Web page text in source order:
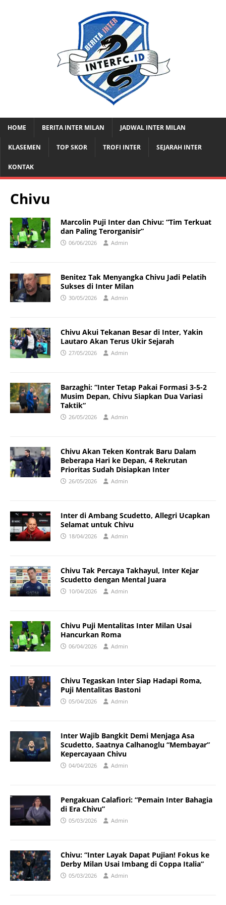
HOME BERITA INTER MILAN JADWAL INTER MILAN
KLASEMEN TOP SKOR TROFI INTER SEJARAH INTER
KONTAK
Chivu
Marcolin Puji Inter dan Chivu: “Tim Terkuat
dan Paling Terorganisir”
06/06/2026 Admin
Benitez Tak Menyangka Chivu Jadi Pelatih
Sukses di Inter Milan
30/05/2026 Admin
Chivu Akui Tekanan Besar di Inter, Yakin
Lautaro Akan Terus Ukir Sejarah
27/05/2026 Admin
Barzaghi: “Inter Tetap Pakai Formasi 3-5-2
Musim Depan, Chivu Siapkan Dua Variasi
Taktik”
26/05/2026 Admin
Chivu Akan Teken Kontrak Baru Dalam
Beberapa Hari ke Depan, 4 Rekrutan
Prioritas Sudah Disiapkan Inter
26/05/2026 Admin
Inter di Ambang Scudetto, Allegri Ucapkan
Selamat untuk Chivu
18/04/2026 Admin
Chivu Tak Percaya Takhayul, Inter Kejar
Scudetto dengan Mental Juara
10/04/2026 Admin
Chivu Puji Mentalitas Inter Milan Usai
Hancurkan Roma
06/04/2026 Admin
Chivu Tegaskan Inter Siap Hadapi Roma,
Puji Mentalitas Bastoni
05/04/2026 Admin
Inter Wajib Bangkit Demi Menjaga Asa
Scudetto, Saatnya Calhanoglu “Membayar”
Kepercayaan Chivu
04/04/2026 Admin
Pengakuan Calafiori: “Pemain Inter Bahagia
di Era Chivu”
05/03/2026 Admin
Chivu: “Inter Layak Dapat Pujian! Fokus ke
Derby Milan Usai Imbang di Coppa Italia”
05/03/2026 Admin